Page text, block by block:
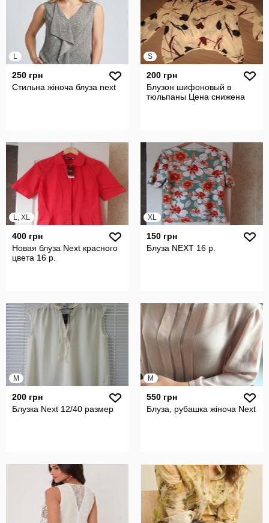
L
250 грн
Стильна жіноча блуза next
S
200 грн
Блузон шифоновый в
тюльпаны Цена снижена
L, XL
400 грн
Новая блуза Next красного
цвета 16 р.
XL
150 грн
Блуза NEXT 16 р.
M
200 грн
Блузка Next 12/40 размер
M
550 грн
Блуза, рубашка жіноча Next